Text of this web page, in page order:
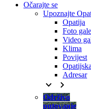
Očarajte se
Upoznajte
Opatija
Foto
Video
Klima
Povijest
Adresar
keyboard_arrow_down keyboard_arrow_right
Održivo
putovanje